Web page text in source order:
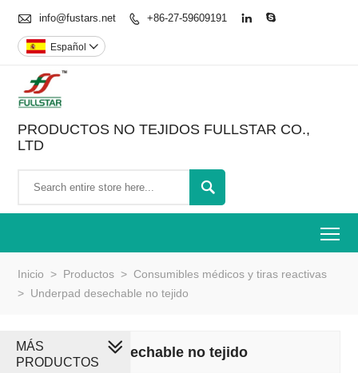
 info@fustars.net  +86-27-59609191  
Español 
PRODUCTOS NO TEJIDOS FULLSTAR CO.,
LTD

Inicio > Productos > Consumibles médicos y tiras reactivas
> Underpad desechable no tejido
Underpad desechable no tejido
MÁS
PRODUCTOS